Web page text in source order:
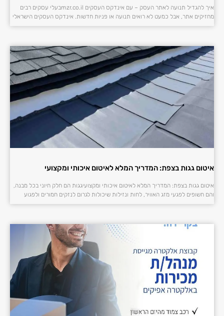
איך להגדיל תנועה לאתר העסק – עם אינדקס העסקים mzr.co.ilבעלי עסקים רבים
מחזיקים אתר, אבל כמעט לא רואים תנועה או פניות חדשות. אינדקס העסקים הישראלי
איטום גגות בצפת: המדריך המלא לאיטום איכותי ומקצועי
איטום גגות בצפת: המדריך המלא לאיטום איכותי ומקצועיגגות הם חלק חיוני בכל מבנה,
והם חשופים לפגעי מזג האוויר, לחות ונזילות שיכולות לגרום לנזקים חמורים ולפגוע